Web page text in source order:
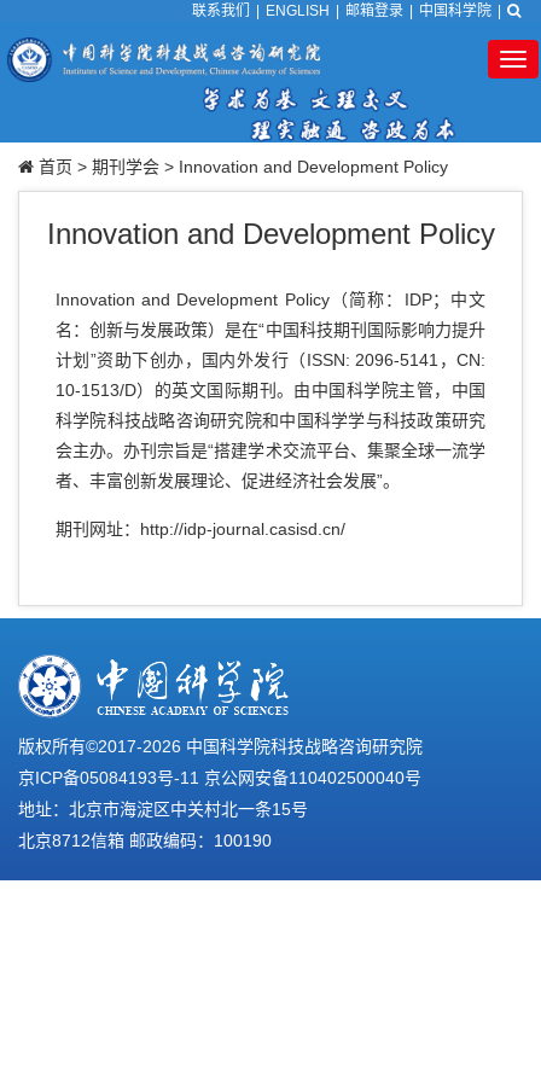
联系我们 ENGLISH 邮箱登录 中国科学院
首页 > 期刊学会 > Innovation and Development Policy
Innovation and Development Policy
Innovation and Development Policy（简称：IDP；中文
名：创新与发展政策）是在“中国科技期刊国际影响力提升
计划”资助下创办，国内外发行（ISSN: 2096-5141，CN:
10-1513/D）的英文国际期刊。由中国科学院主管，中国
科学院科技战略咨询研究院和中国科学学与科技政策研究
会主办。办刊宗旨是“搭建学术交流平台、集聚全球一流学
者、丰富创新发展理论、促进经济社会发展”。
期刊网址： http://idp-journal.casisd.cn/
版权所有©2017-2026 中国科学院科技战略咨询研究院
京ICP备05084193号-11 京公网安备110402500040号
地址：北京市海淀区中关村北一条15号
北京8712信箱 邮政编码：100190